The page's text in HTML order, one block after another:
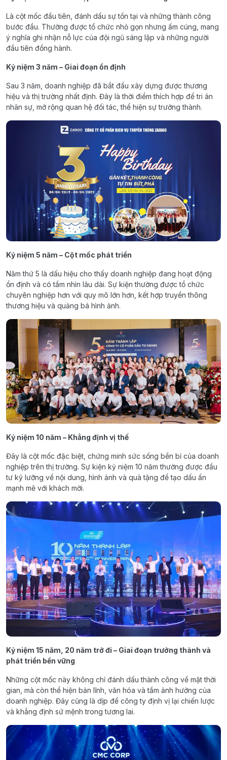
Là cột mốc đầu tiên, đánh dấu sự tồn tại và những thành công
bước đầu. Thường được tổ chức nhỏ gọn nhưng ấm cúng, mang
ý nghĩa ghi nhận nỗ lực của đội ngũ sáng lập và những người
đầu tiên đồng hành.
Kỷ niệm 3 năm – Giai đoạn ổn định
Sau 3 năm, doanh nghiệp đã bắt đầu xây dựng được thương
hiệu và thị trường nhất định. Đây là thời điểm thích hợp để tri ân
nhân sự, mở rộng quan hệ đối tác, thể hiện sự trưởng thành.
Kỷ niệm 5 năm – Cột mốc phát triển
Năm thứ 5 là dấu hiệu cho thấy doanh nghiệp đang hoạt động
ổn định và có tầm nhìn lâu dài. Sự kiện thường được tổ chức
chuyên nghiệp hơn với quy mô lớn hơn, kết hợp truyền thông
thương hiệu và quảng bá hình ảnh.
Kỷ niệm 10 năm – Khẳng định vị thế
Đây là cột mốc đặc biệt, chứng minh sức sống bền bỉ của doanh
nghiệp trên thị trường. Sự kiện kỷ niệm 10 năm thường được đầu
tư kỹ lưỡng về nội dung, hình ảnh và quà tặng để tạo dấu ấn
mạnh mẽ với khách mời.
Kỷ niệm 15 năm, 20 năm trở đi – Giai đoạn trưởng thành và
phát triển bền vững
Những cột mốc này không chỉ đánh dấu thành công về mặt thời
gian, mà còn thể hiện bản lĩnh, văn hóa và tầm ảnh hưởng của
doanh nghiệp. Đây cũng là dịp để công ty định vị lại chiến lược
và khẳng định sứ mệnh trong tương lai.